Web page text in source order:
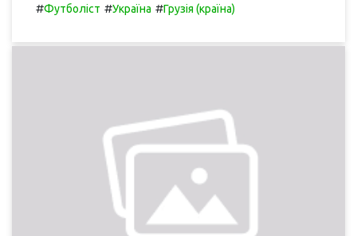
#Футболіст #Україна #Грузія (країна)